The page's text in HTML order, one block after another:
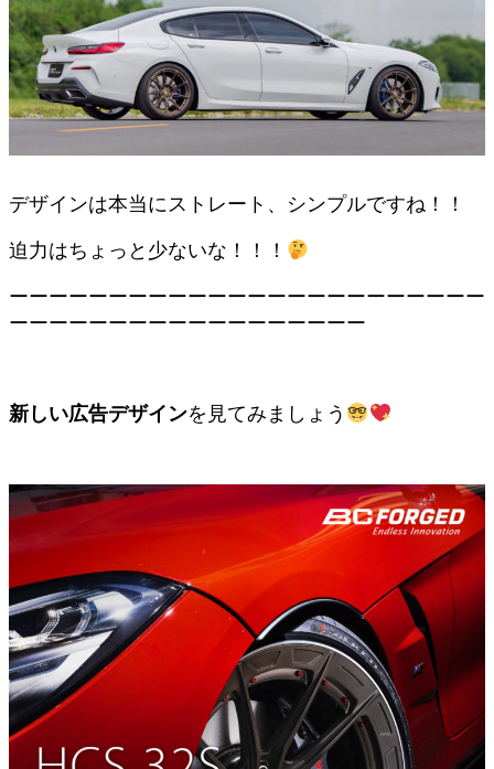
デザインは本当にストレート、シンプルですね！！
迫力はちょっと少ないな！！！
ーーーーーーーーーーーーーーーーーーーーーーーー
ーーーーーーーーーーーーーーーーーー
新しい広告デザインを見てみましょう